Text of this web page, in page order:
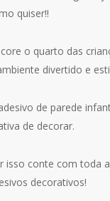
quiser!!
o quarto das
divertido e
de parede
de decorar.
isso conte com toda
decorativos!